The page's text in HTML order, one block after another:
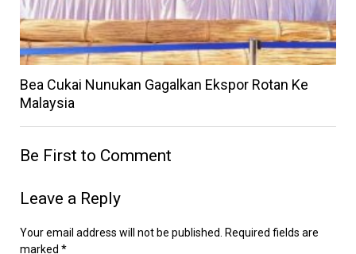
Bea Cukai Nunukan Gagalkan Ekspor Rotan Ke
Malaysia
Be First to Comment
Leave a Reply
Your email address will not be published.
Required fields are
marked *